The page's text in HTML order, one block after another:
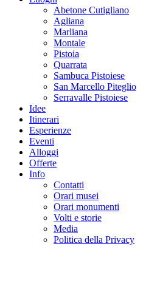
Abetone Cutigliano
Agliana
Marliana
Montale
Pistoia
Quarrata
Sambuca Pistoiese
San Marcello Piteglio
Serravalle Pistoiese
Idee
Itinerari
Esperienze
Eventi
Alloggi
Offerte
Info
Contatti
Orari musei
Orari monumenti
Volti e storie
Media
Politica della Privacy